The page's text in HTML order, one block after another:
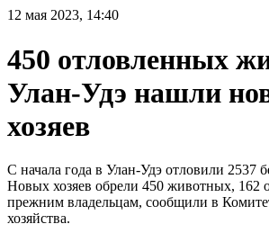
12 мая 2023, 14:40
450 отловленных
Улан-Удэ нашли
хозяев
С начала года в Улан-Удэ отловили 2537
Новых хозяев обрели 450 животных, 162
прежним владельцам, сообщили в
хозяйства.